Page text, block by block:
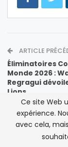
ARTICLE
Éliminatoires
Monde 2026 :
Regragui
Lions
Ce site Web
expérience.
avec cela,